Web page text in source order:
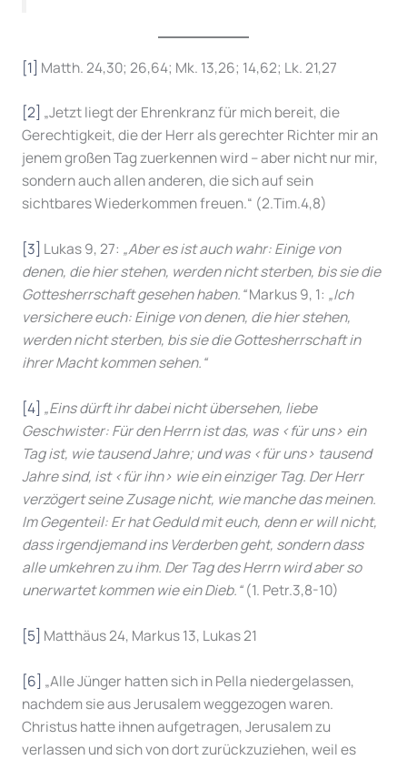
[1] Matth. 24,30; 26,64; Mk. 13,26; 14,62; Lk. 21,27
[2] „Jetzt liegt der Ehrenkranz für mich bereit, die
Gerechtigkeit, die der Herr als gerechter Richter mir an
jenem großen Tag zuerkennen wird – aber nicht nur mir,
sondern auch allen anderen, die sich auf sein
sichtbares Wiederkommen freuen.“ (2.Tim.4,8)
[3] Lukas 9, 27: „Aber es ist auch wahr: Einige von
denen, die hier stehen, werden nicht sterben, bis sie die
Gottesherrschaft gesehen haben.“Markus 9, 1: „Ich
versichere euch: Einige von denen, die hier stehen,
werden nicht sterben, bis sie die Gottesherrschaft in
ihrer Macht kommen sehen.“
[4] „Eins dürft ihr dabei nicht übersehen, liebe
Geschwister: Für den Herrn ist das, was ‹für uns› ein
Tag ist, wie tausend Jahre; und was ‹für uns› tausend
Jahre sind, ist ‹für ihn› wie ein einziger Tag. Der Herr
verzögert seine Zusage nicht, wie manche das meinen.
Im Gegenteil: Er hat Geduld mit euch, denn er will nicht,
dass irgendjemand ins Verderben geht, sondern dass
alle umkehren zu ihm. Der Tag des Herrn wird aber so
unerwartet kommen wie ein Dieb.“(1. Petr.3,8-10)
[5] Matthäus 24, Markus 13, Lukas 21
[6] „Alle Jünger hatten sich in Pella niedergelassen,
nachdem sie aus Jerusalem weggezogen waren.
Christus hatte ihnen aufgetragen, Jerusalem zu
verlassen und sich von dort zurückzuziehen, weil es